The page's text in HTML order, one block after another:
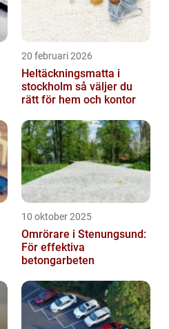
20 februari 2026
Heltäckningsmatta i
stockholm så väljer du
rätt för hem och kontor
10 oktober 2025
Omrörare i Stenungsund:
För effektiva
betongarbeten